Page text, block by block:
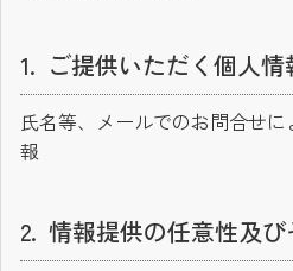
ご提供いただく個人情
氏名等、メールでのお問合せ
報
情報提供の任意性及